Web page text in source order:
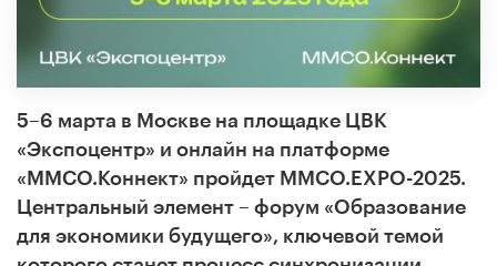
5–6 марта в Москве на площадке ЦВК
«Экспоцентр» и онлайн на платформе
«ММСО.Коннект» пройдет ММСО.EXPO-2025.
Центральный элемент – форум «Образование
для экономики будущего», ключевой темой